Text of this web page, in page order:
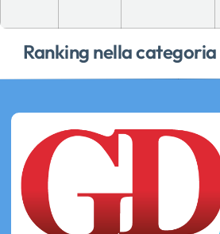
Ranking nella